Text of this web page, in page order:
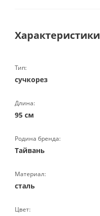
Характеристики
Тип:
сучкорез
Длина:
95 см
Родина бренда:
Тайвань
Материал:
сталь
Цвет: